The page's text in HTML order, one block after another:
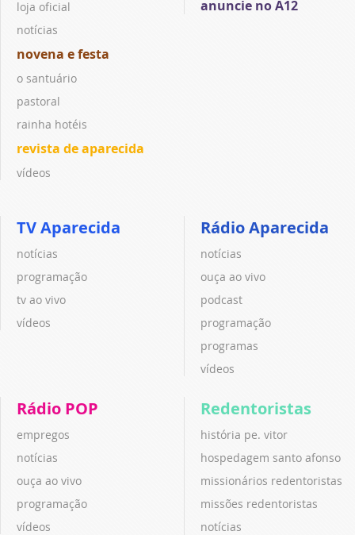
loja oficial
notícias
novena e festa
o santuário
pastoral
rainha hotéis
revista de aparecida
vídeos
anuncie no A12
TV Aparecida
notícias
programação
tv ao vivo
vídeos
Rádio Aparecida
notícias
ouça ao vivo
podcast
programação
programas
vídeos
Rádio POP
empregos
notícias
ouça ao vivo
programação
vídeos
Redentoristas
história pe. vitor
hospedagem santo afonso
missionários redentoristas
missões redentoristas
notícias